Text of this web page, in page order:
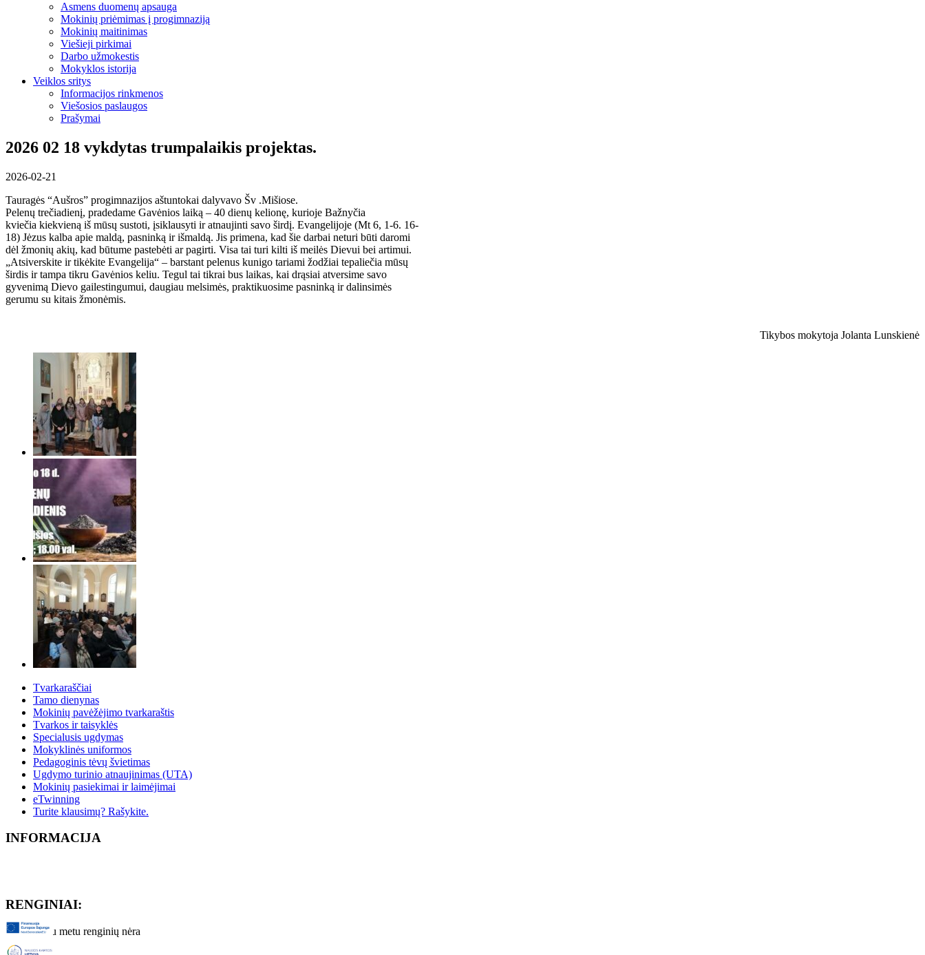
Asmens duomenų apsauga
Mokinių priėmimas į progimnaziją
Mokinių maitinimas
Viešieji pirkimai
Darbo užmokestis
Mokyklos istorija
Veiklos sritys
Informacijos rinkmenos
Viešosios paslaugos
Prašymai
2026 02 18 vykdytas trumpalaikis projektas.
2026-02-21
Tauragės “Aušros” progimnazijos aštuntokai dalyvavo Šv .Mišiose.
Pelenų trečiadienį, pradedame Gavėnios laiką – 40 dienų kelionę, kurioje Bažnyčia
kviečia kiekvieną iš mūsų sustoti, įsiklausyti ir atnaujinti savo širdį. Evangelijoje (Mt 6, 1-6. 16-
18) Jėzus kalba apie maldą, pasninką ir išmaldą. Jis primena, kad šie darbai neturi būti daromi
dėl žmonių akių, kad būtume pastebėti ar pagirti. Visa tai turi kilti iš meilės Dievui bei artimui.
„Atsiverskite ir tikėkite Evangelija“ – barstant pelenus kunigo tariami žodžiai tepaliečia mūsų
širdis ir tampa tikru Gavėnios keliu. Tegul tai tikrai bus laikas, kai drąsiai atversime savo
gyvenimą Dievo gailestingumui, daugiau melsimės, praktikuosime pasninką ir dalinsimės
gerumu su kitais žmonėmis.
Tikybos mokytoja Jolanta Lunskienė
Tvarkaraščiai
Tamo dienynas
Mokinių pavėžėjimo tvarkaraštis
Tvarkos ir taisyklės
Specialusis ugdymas
Mokyklinės uniformos
Pedagoginis tėvų švietimas
Ugdymo turinio atnaujinimas (UTA)
Mokinių pasiekimai ir laimėjimai
eTwinning
Turite klausimų? Rašykite.
INFORMACIJA
RENGINIAI:
Artimiausiu metu renginių nėra